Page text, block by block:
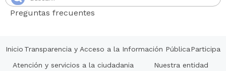
Preguntas frecuentes
Inicio Transparencia y Acceso a la Información PúblicaParticipa
Atención y servicios a la ciudadania
Nuestra entidad